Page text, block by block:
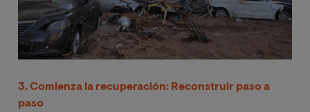
3. Comienza la recuperación: Reconstruir paso a
paso